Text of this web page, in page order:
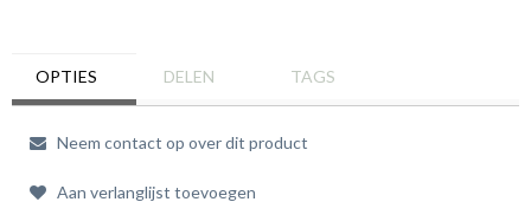
OPTIES DELEN TAGS
Neem contact op over dit product
Aan verlanglijst toevoegen